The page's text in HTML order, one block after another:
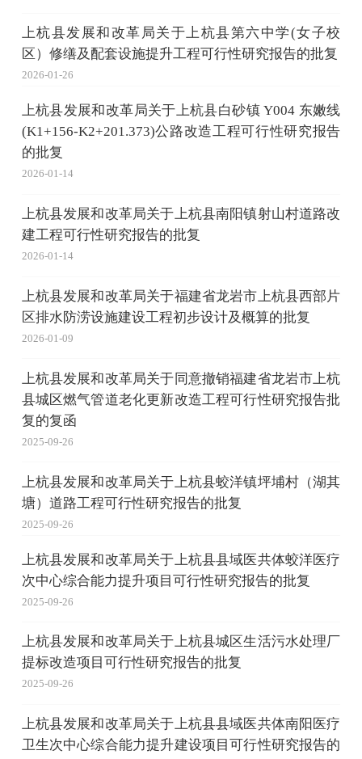
上杭县发展和改革局关于上杭县第六中学(女子校
区）修缮及配套设施提升工程可行性研究报告的批复
2026-01-26
上杭县发展和改革局关于上杭县白砂镇 Y004 东嫩线
(K1+156-K2+201.373)公路改造工程可行性研究报告
的批复
2026-01-14
上杭县发展和改革局关于上杭县南阳镇射山村道路改
建工程可行性研究报告的批复
2026-01-14
上杭县发展和改革局关于福建省龙岩市上杭县西部片
区排水防涝设施建设工程初步设计及概算的批复
2026-01-09
上杭县发展和改革局关于同意撤销福建省龙岩市上杭
县城区燃气管道老化更新改造工程可行性研究报告批
复的复函
2025-09-26
上杭县发展和改革局关于上杭县蛟洋镇坪埔村（湖其
塘）道路工程可行性研究报告的批复
2025-09-26
上杭县发展和改革局关于上杭县县域医共体蛟洋医疗
次中心综合能力提升项目可行性研究报告的批复
2025-09-26
上杭县发展和改革局关于上杭县城区生活污水处理厂
提标改造项目可行性研究报告的批复
2025-09-26
上杭县发展和改革局关于上杭县县域医共体南阳医疗
卫生次中心综合能力提升建设项目可行性研究报告的